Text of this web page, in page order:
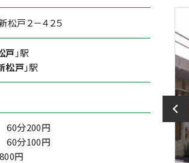
戸２－４２５
戸 」駅
松戸」駅
60分200円
60分100円
円